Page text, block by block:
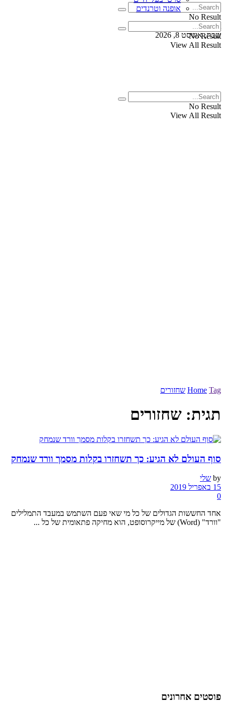
No Result
View All Result
שבת, אוגוסט 8, 2026
אופנה וטרנדים
No Result
View All Result
No Result
View All Result
Home Tag שחזורים
תגית: שחזורים
סוף העולם לא הגיע: כך תשחזרו בקלות מסמך וורד שנמחק
by שלי
15 באפריל 2019
0
אחד החששות הגדולים של כל מי שאי פעם השתמש במעבד התמלילים
"וורד" (Word) של מייקרוסופט, הוא מחיקה פתאומית של כל ...
פוסטים אחרונים